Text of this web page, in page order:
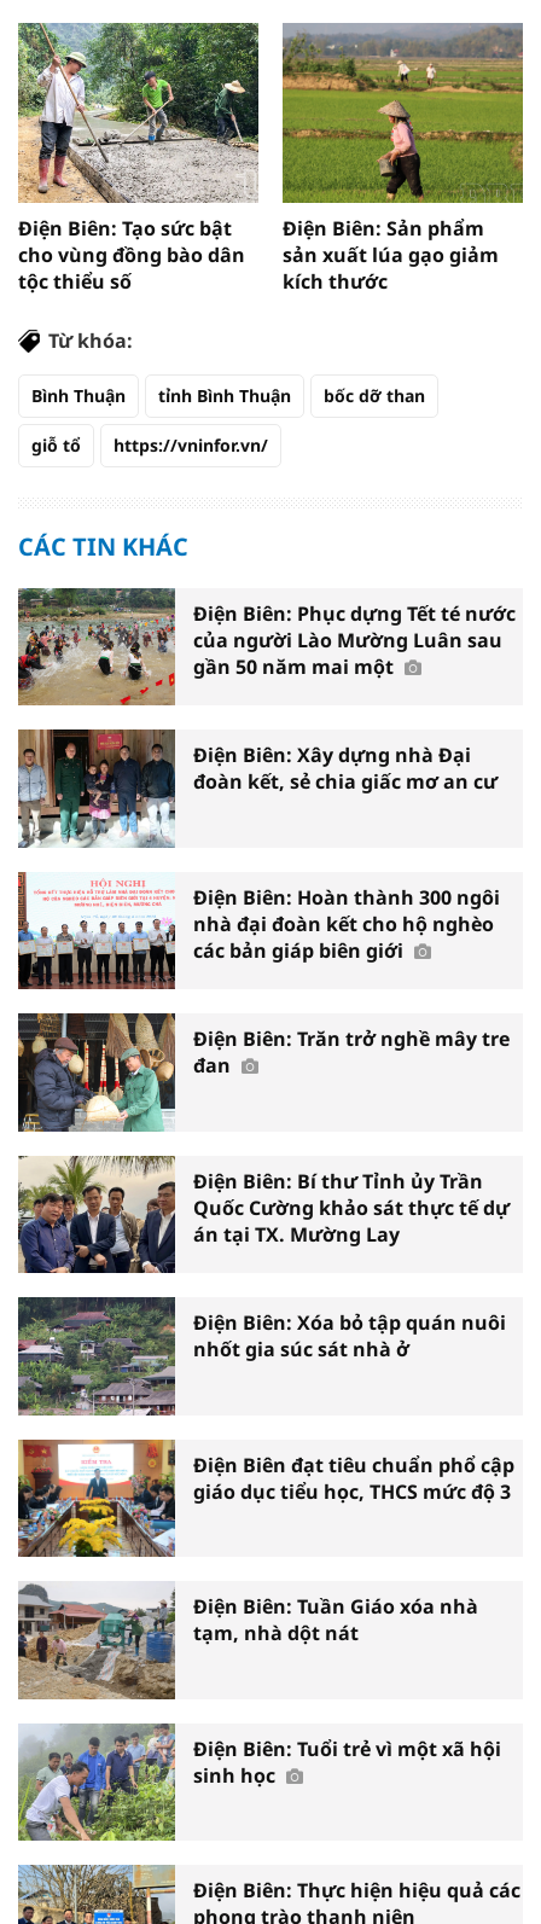
Điện Biên: Tạo sức bật
cho vùng đồng bào dân
tộc thiểu số
Điện Biên: Sản phẩm
sản xuất lúa gạo giảm
kích thước
Từ khóa:
Bình Thuận tỉnh Bình Thuận bốc dỡ than
giỗ tổ https://vninfor.vn/
CÁC TIN KHÁC
Điện Biên: Phục dựng Tết té nước
của người Lào Mường Luân sau
gần 50 năm mai một
Điện Biên: Xây dựng nhà Đại
đoàn kết, sẻ chia giấc mơ an cư
Điện Biên: Hoàn thành 300 ngôi
nhà đại đoàn kết cho hộ nghèo
các bản giáp biên giới
Điện Biên: Trăn trở nghề mây tre
đan
Điện Biên: Bí thư Tỉnh ủy Trần
Quốc Cường khảo sát thực tế dự
án tại TX. Mường Lay
Điện Biên: Xóa bỏ tập quán nuôi
nhốt gia súc sát nhà ở
Điện Biên đạt tiêu chuẩn phổ cập
giáo dục tiểu học, THCS mức độ 3
Điện Biên: Tuần Giáo xóa nhà
tạm, nhà dột nát
Điện Biên: Tuổi trẻ vì một xã hội
sinh học
Điện Biên: Thực hiện hiệu quả các
phong trào thanh niên